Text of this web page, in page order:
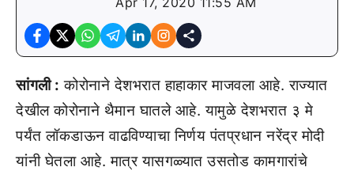
सांगली : कोरोनाने देशभरात हाहाकार माजवला आहे. राज्यात
देखील कोरोनाने थैमान घातले आहे. यामुळे देशभरात ३ मे
पर्यंत लॉकडाऊन वाढविण्याचा निर्णय पंतप्रधान नरेंद्र मोदी
यांनी घेतला आहे. मात्र यासगळ्यात उसतोड कामगारांचे